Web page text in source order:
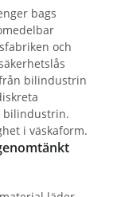
bags
och
bilindustrin
bilindustrin.
i väskaform.